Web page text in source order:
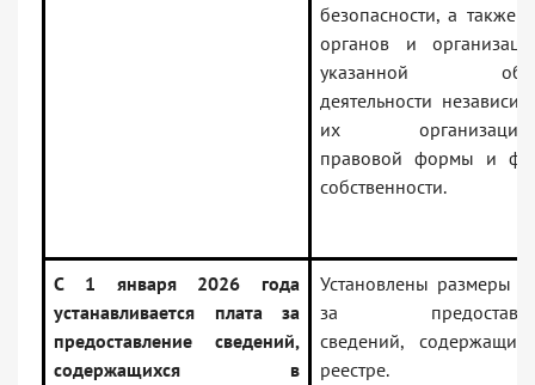
безопасности, а также
органов и
указанной
деятельности
их
правовой формы и
собственности.
С 1 января 2026 года
устанавливается плата за
предоставление сведений,
содержащихся в
Установлены размеры
за
сведений,
реестре.